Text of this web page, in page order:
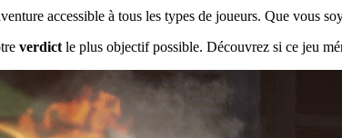
accessible à tous les types de joueurs. Que vous
verdict le plus objectif possible. Découvrez si ce jeu